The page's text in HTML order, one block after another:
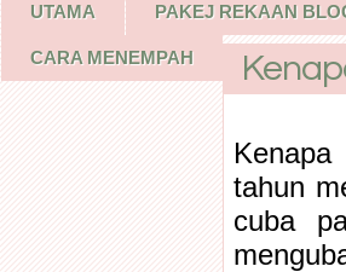
UTAMA PAKEJ REKAAN
CARA MENEMPAH
tahun
cuba